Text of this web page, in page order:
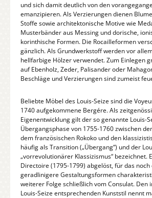
und sich damit deutlich von den
emanzipieren. Als Verzierungen dienen
Stoffe sowie architektonische Motive wie
Musterbänder aus Messing und dorische,
korinthische Formen. Die Rocailleformen
gänzlich. Als Grundwerkstoff werden vor
hellfarbige Hölzer verwendet. Zum Einlegen
auf Ebenholz, Zeder, Palisander oder
Beschläge und Verzierungen sind zumeist
Beliebte Möbel des Louis-Seize sind die
1740 aufgekommene Bergére. Als
Eigenentwicklung gilt der so genannte Louis-
Übergangsphase von 1755-1760 zwischen
dem französischen Rokoko und den
häufig als Transition („Übergang“) und der
„vorrevolutionärer Klassizismus“ bezeichnet.
Directoire (1795-1799) abgelöst, für das
geradlinigere Gestaltungsformen
weiterer Folge schließlich vom Consulat. Den
Louis-Seize entsprechenden Kunststil nennt